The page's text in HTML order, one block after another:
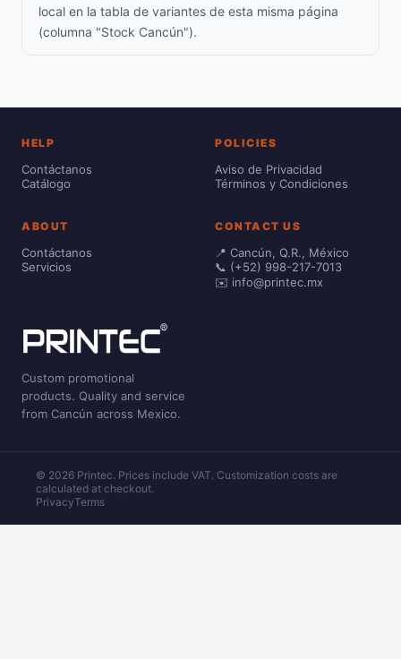
local en la tabla de variantes de esta misma página
(columna "Stock Cancún").
HELP
Contáctanos
Catálogo
POLICIES
Aviso de Privacidad
Términos y Condiciones
ABOUT
Contáctanos
Servicios
CONTACT US
📍 Cancún, Q.R., México
📞 (+52) 998-217-7013
✉️ info@printec.mx
Custom promotional
products. Quality and service
from Cancún across Mexico.
© 2026 Printec. Prices include VAT. Customization costs are
calculated at checkout.
PrivacyTerms